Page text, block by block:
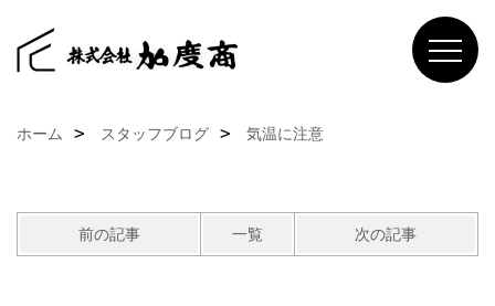
ホーム スタッフブログ 気温に注意
前の記事 一覧 次の記事